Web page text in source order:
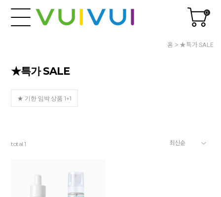
0
홈 ★특가 SALE
★특가 SALE
★ 기한 임박 상품 1+1
total 1